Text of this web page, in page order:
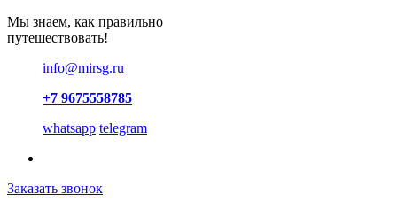
Мы знаем, как правильно
путешествовать!
info@mirsg.ru
+7 9675558785
whatsapp telegram
Заказать звонок